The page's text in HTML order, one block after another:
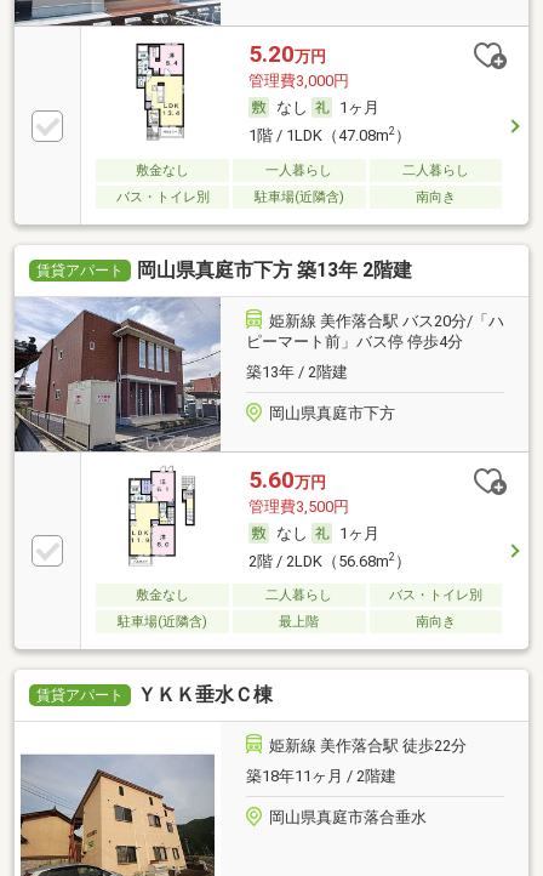
5.20万円
管理費3,000円
なし
1ヶ月
1階 / 1LDK（47.08m2）
敷金なし 一人暮らし
二人暮らし
バス・トイレ別
駐車場(近隣含) 南向き
賃貸アパート 岡山県真庭市下方 築13年 2階建
姫新線 美作落合駅 バス20分/「ハ
ピーマート前」バス停 停歩4分
築13年 / 2階建
岡山県真庭市下方
5.60万円
管理費3,500円
なし
1ヶ月
2階 / 2LDK（56.68m2）
敷金なし 二人暮らし
バス・トイレ別
駐車場(近隣含)
最上階 南向き
賃貸アパート ＹＫＫ垂水Ｃ棟
姫新線 美作落合駅 徒歩22分
築18年11ヶ月 / 2階建
岡山県真庭市落合垂水